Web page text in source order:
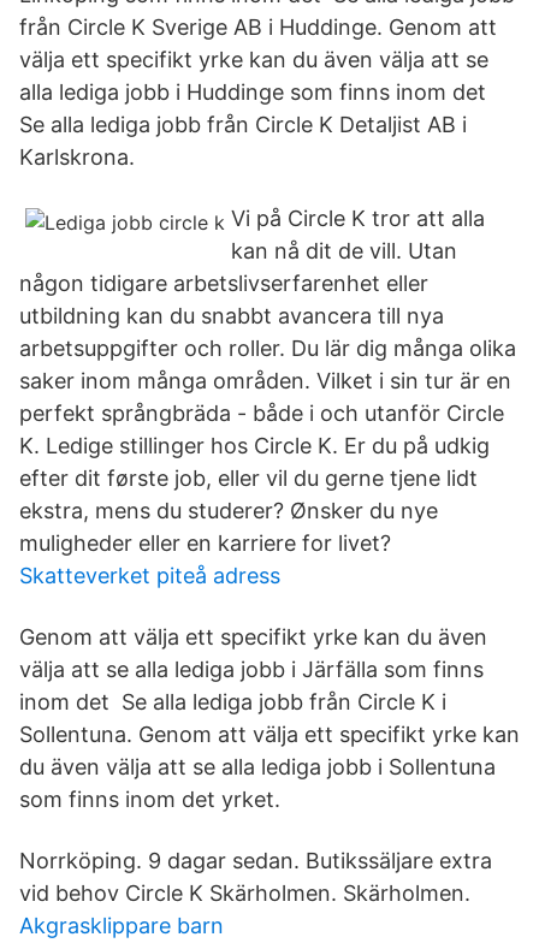
från Circle K Sverige AB i Huddinge. Genom att
välja ett specifikt yrke kan du även välja att se
alla lediga jobb i Huddinge som finns inom det
Se alla lediga jobb från Circle K Detaljist AB i
Karlskrona.
Vi på Circle K tror att alla
kan nå dit de vill. Utan
någon tidigare arbetslivserfarenhet eller
utbildning kan du snabbt avancera till nya
arbetsuppgifter och roller. Du lär dig många olika
saker inom många områden. Vilket i sin tur är en
perfekt språngbräda - både i och utanför Circle
K. Ledige stillinger hos Circle K. Er du på udkig
efter dit første job, eller vil du gerne tjene lidt
ekstra, mens du studerer? Ønsker du nye
muligheder eller en karriere for livet?
Skatteverket piteå adress
Genom att välja ett specifikt yrke kan du även
välja att se alla lediga jobb i Järfälla som finns
inom det Se alla lediga jobb från Circle K i
Sollentuna. Genom att välja ett specifikt yrke kan
du även välja att se alla lediga jobb i Sollentuna
som finns inom det yrket.
Norrköping. 9 dagar sedan. Butikssäljare extra
vid behov Circle K Skärholmen. Skärholmen.
Akgrasklippare barn